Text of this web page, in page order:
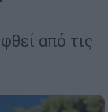
από τις